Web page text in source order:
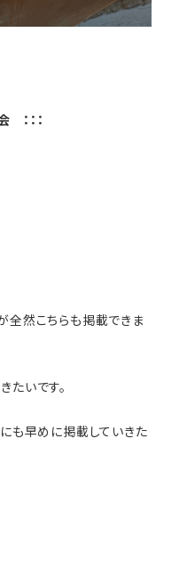
：：：
全然こちらも掲載できま
たいです。
も早めに掲載していきた